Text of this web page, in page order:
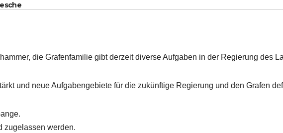
die Grafenfamilie gibt derzeit diverse Aufgaben in der Regierung des
und neue Aufgabengebiete für die zukünftige Regierung und den Grafen
zugelassen werden.